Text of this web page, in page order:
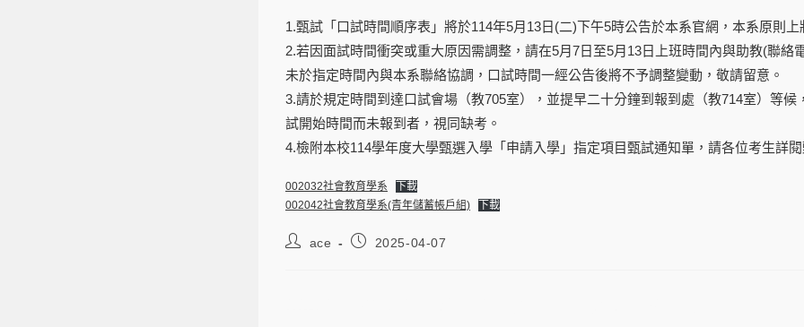
1.甄試「口試時間順序表」將於114年5月13日(二)下午5時公告於本系官網，本系原則上
2.若因面試時間衝突或重大原因需調整，請在5月7日至5月13日上班時間內與助教(聯絡
未於指定時間內與本系聯絡協調，口試時間一經公告後將不予調整變動，敬請留意。
3.請於規定時間到達口試會場（教705室），並提早二十分鐘到報到處（教714室）等
試開始時間而未報到者，視同缺考。
4.檢附本校114學年度大學甄選入學「申請入學」指定項目甄試通知單，請各位考生詳閱
002032社會教育學系
下載
002042社會教育學系(青年儲蓄帳戶組)
下載
ace 2025-04-07